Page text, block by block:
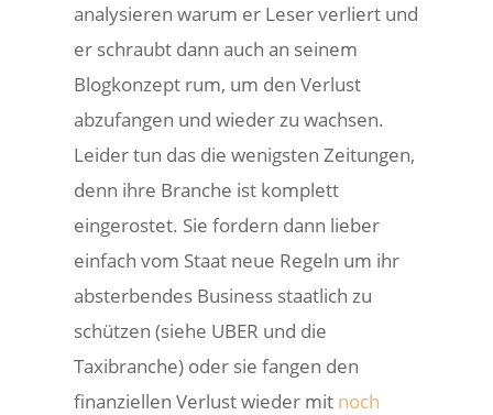
analysieren warum er Leser verliert und
er schraubt dann auch an seinem
Blogkonzept rum, um den Verlust
abzufangen und wieder zu wachsen.
Leider tun das die wenigsten Zeitungen,
denn ihre Branche ist komplett
eingerostet. Sie fordern dann lieber
einfach vom Staat neue Regeln um ihr
absterbendes Business staatlich zu
schützen (siehe UBER und die
Taxibranche) oder sie fangen den
finanziellen Verlust wieder mit noch